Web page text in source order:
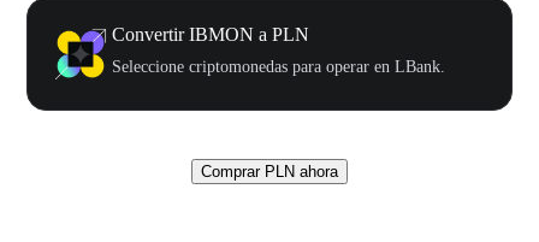
Convertir IBMON a PLN
Seleccione criptomonedas para operar en LBank.
Comprar PLN ahora